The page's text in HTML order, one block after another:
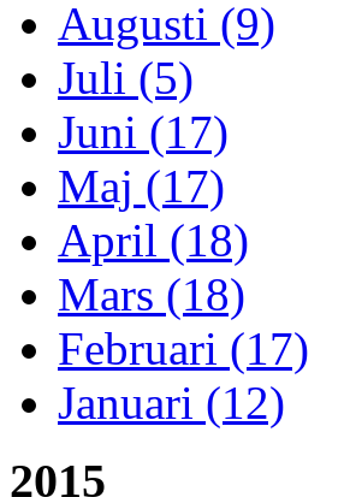
Augusti (9)
Juli (5)
Juni (17)
Maj (17)
April (18)
Mars (18)
Februari (17)
Januari (12)
2015